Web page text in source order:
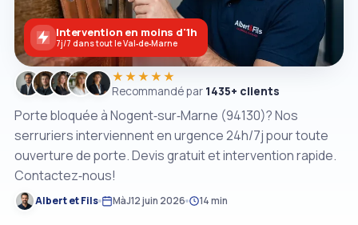
Porte bloquée à Nogent‑sur‑Marne (94130)? Nos
serruriers interviennent en urgence 24h/7j pour toute
ouverture de porte. Devis gratuit et intervention rapide.
Contactez‑nous!
Albert et Fils MàJ12 juin 2026 14 min
★★★★★
Recommandé par 1435+ clients
Intervention en moins d'1h
7j/7 dans tout le Val‑de‑Marne